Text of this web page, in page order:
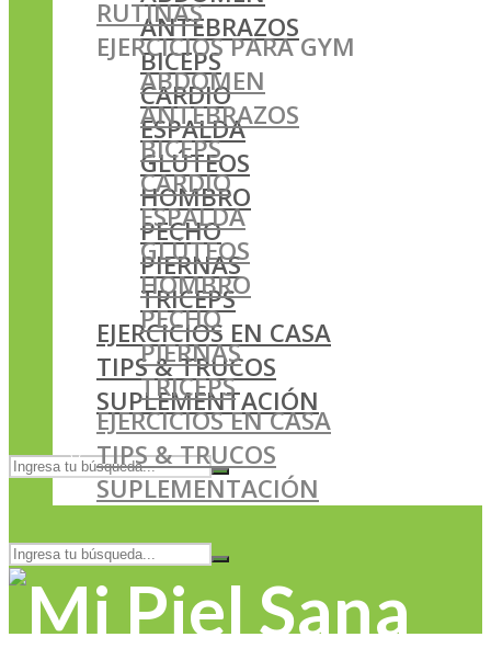
ANTEBRAZOS
BICEPS
CARDIO
ESPALDA
GLÚTEOS
HOMBRO
PECHO
PIERNAS
TRICEPS
EJERCICIOS EN CASA
TIPS & TRUCOS
SUPLEMENTACIÓN
RUTINAS
EJERCICIOS PARA GYM
ABDOMEN
ANTEBRAZOS
BICEPS
CARDIO
ESPALDA
GLÚTEOS
HOMBRO
PECHO
PIERNAS
TRICEPS
EJERCICIOS EN CASA
TIPS & TRUCOS
SUPLEMENTACIÓN